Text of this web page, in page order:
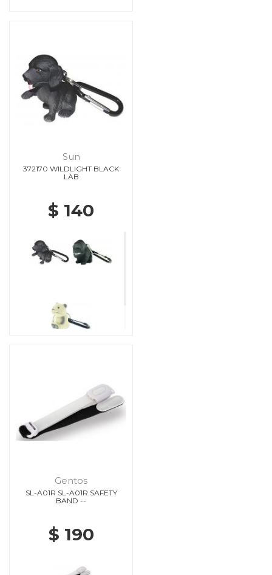
Sun
372170 WILDLIGHT BLACK
LAB
$ 140
Gentos
SL-A01R SL-A01R SAFETY
BAND --
$ 190